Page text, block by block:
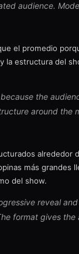
audience.
el promedio
la estructura del
the
around the
alrededor
más grandes
del show.
reveal
format gives the